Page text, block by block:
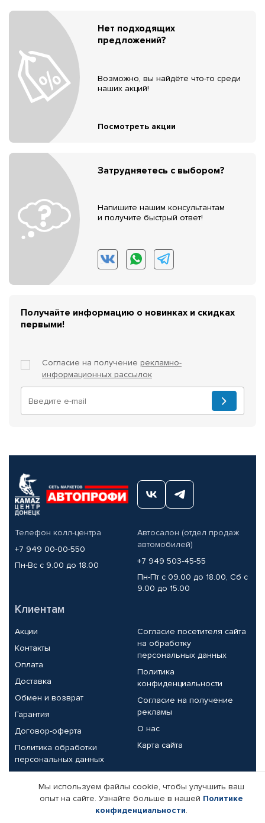
Нет подходящих
предложений?
Возможно, вы найдёте что-то среди
наших акций!
Посмотреть акции
Затрудняетесь с выбором?
Напишите нашим консультантам
и получите быстрый ответ!
Получайте информацию о новинках и скидках
первыми!
Согласие на получение рекламно-
информационных рассылок
Телефон колл-центра
+7 949 00-00-550
Пн-Вс с 9.00 до 18.00
Автосалон (отдел продаж
автомобилей)
+7 949 503-45-55
Пн-Пт с 09.00 до 18.00, Сб с
9.00 до 15.00
Клиентам
Акции
Контакты
Оплата
Доставка
Обмен и возврат
Гарантия
Договор-оферта
Политика обработки
персональных данных
Согласие посетителя сайта
на обработку
персональных данных
Политика
конфиденциальности
Согласие на получение
рекламы
О нас
Карта сайта
Партнерам
Корпоративным клиентам
Реквизиты компании
Мы используем файлы cookie, чтобы улучшить ваш
опыт на сайте. Узнайте больше в нашей Политике
конфиденциальности.